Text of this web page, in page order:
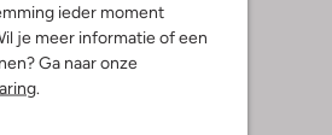
ieder moment
je meer informatie of een
Ga naar onze
.